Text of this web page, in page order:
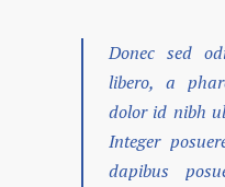
Donec sed
libero, a
dolor id nibh
Integer
dapibus